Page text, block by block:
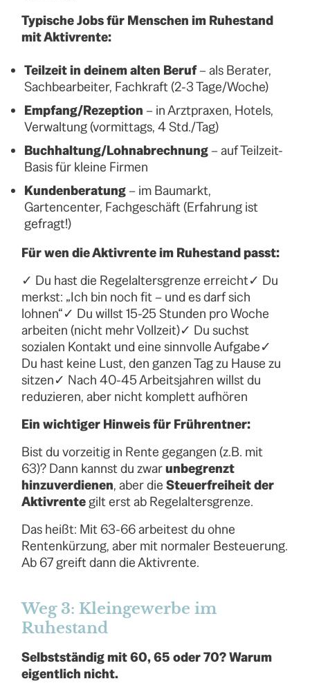
Typische Jobs für Menschen im Ruhestand
mit Aktivrente:
Teilzeit in deinem alten Beruf– als Berater,
Sachbearbeiter, Fachkraft (2-3 Tage/Woche)
Empfang/Rezeption – in Arztpraxen, Hotels,
Verwaltung (vormittags, 4 Std./Tag)
Buchhaltung/Lohnabrechnung – auf Teilzeit-
Basis für kleine Firmen
Kundenberatung – im Baumarkt,
Gartencenter, Fachgeschäft (Erfahrung ist
gefragt!)
Für wen die Aktivrente im Ruhestand passt:
✓ Du hast die Regelaltersgrenze erreicht✓ Du
merkst: „Ich bin noch fit – und es darf sich
lohnen“✓ Du willst 15-25 Stunden pro Woche
arbeiten (nicht mehr Vollzeit)✓ Du suchst
sozialen Kontakt und eine sinnvolle Aufgabe✓
Du hast keine Lust, den ganzen Tag zu Hause zu
sitzen✓ Nach 40-45 Arbeitsjahren willst du
reduzieren, aber nicht komplett aufhören
Ein wichtiger Hinweis für Frührentner:
Bist du vorzeitig in Rente gegangen (z.B. mit
63)? Dann kannst du zwarunbegrenzt
hinzuverdienen, aber dieSteuerfreiheit der
Aktivrentegilt erst ab Regelaltersgrenze.
Das heißt: Mit 63-66 arbeitest du ohne
Rentenkürzung, aber mit normaler Besteuerung.
Ab 67 greift dann die Aktivrente.
Weg 3: Kleingewerbe im
Ruhestand
Selbstständig mit 60, 65 oder 70? Warum
eigentlich nicht.